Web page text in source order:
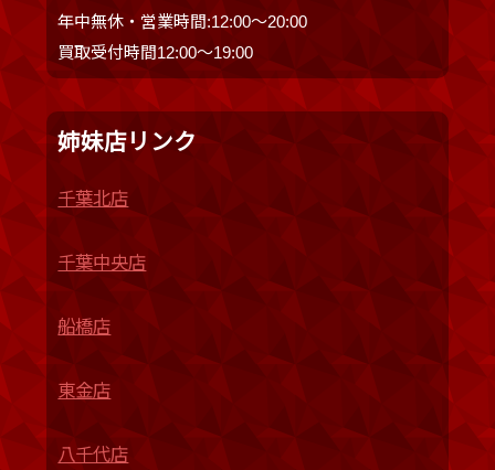
年中無休・営業時間:12:00〜20:00
買取受付時間12:00〜19:00
姉妹店リンク
千葉北店
千葉中央店
船橋店
東金店
八千代店